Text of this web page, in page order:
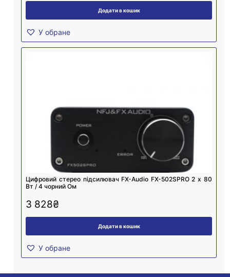
Додати в кошик
У обране
Цифровий стерео підсилювач FX-Audio FX-502SPRO 2 х 80
Вт / 4 чорний Ом
3 828₴
Додати в кошик
У обране